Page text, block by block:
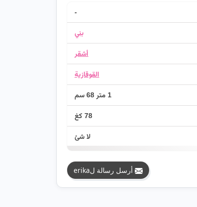
-
بني
أشقر
القوقازية
1 متر 68 سم
78 كغ
لا شئ
أرسل رسالة لerika